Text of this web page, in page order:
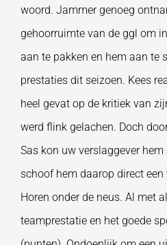
woord. Jammer genoeg
gehoorruimte van de ggl om
aan te pakken en hem aan te
prestaties dit seizoen. Kees
heel gevat op de kritiek van
werd flink gelachen. Doch
Sas kon uw verslaggever
schoof hem daarop direct
Horen onder de neus. Al met
teamprestatie en het goede